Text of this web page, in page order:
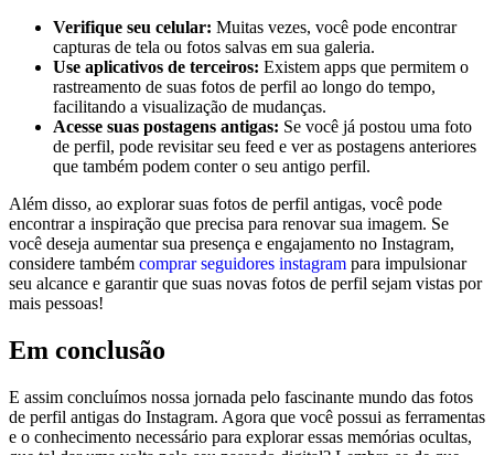
Verifique‍ seu celular: Muitas vezes, você pode encontrar
capturas de‌ tela ​ou ‍fotos salvas⁣ em sua galeria.
Use aplicativos de terceiros: Existem apps⁤ que permitem o​
rastreamento⁤ de suas fotos de perfil ao longo⁤ do tempo,
facilitando a visualização de mudanças.
Acesse suas postagens ​antigas: Se você já⁣ postou uma⁤ foto⁤
de perfil, pode‍ revisitar seu feed e ‍ver ⁢as postagens ‌anteriores
que também⁤ podem conter o seu antigo perfil.
Além disso, ​ao explorar suas ⁢fotos ⁢de ‌perfil antigas, você pode
encontrar ⁣a inspiração que precisa para renovar sua imagem. Se
você deseja aumentar sua presença e engajamento no Instagram,
considere também‌ comprar ‍seguidores instagram para ‍impulsionar
seu alcance e garantir que suas⁣ novas fotos de perfil sejam vistas por
mais pessoas!
Em⁤ conclusão
E ​assim​ concluímos nossa jornada pelo fascinante mundo das fotos
de perfil antigas do Instagram. Agora que você possui as ‍ferramentas
e o conhecimento necessário para⁤ explorar​ essas memórias ocultas,